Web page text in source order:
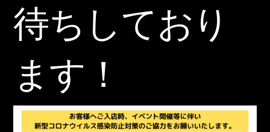
待ちしており
ます！